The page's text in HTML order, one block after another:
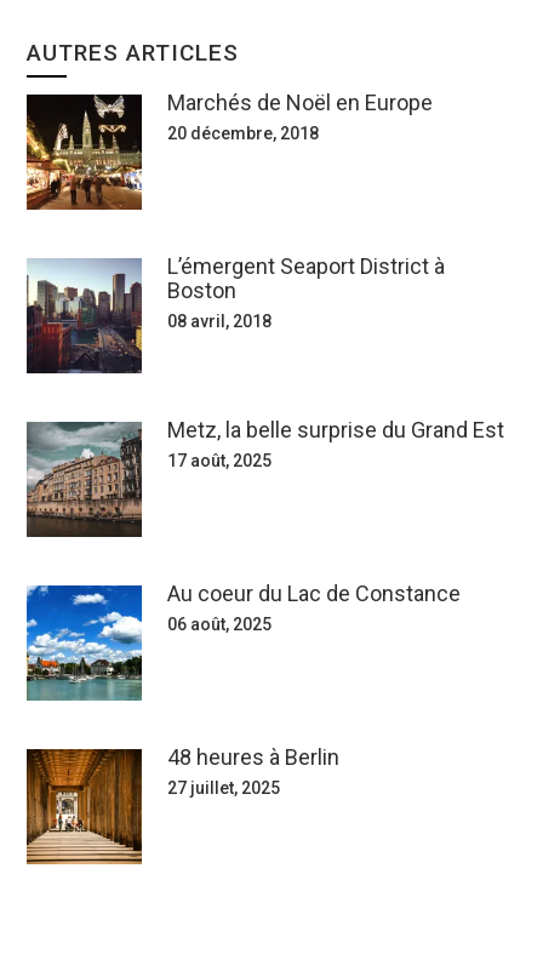
AUTRES ARTICLES
Marchés de Noël en Europe
20 décembre, 2018
L’émergent Seaport District à
Boston
08 avril, 2018
Metz, la belle surprise du Grand Est
17 août, 2025
Au coeur du Lac de Constance
06 août, 2025
48 heures à Berlin
27 juillet, 2025